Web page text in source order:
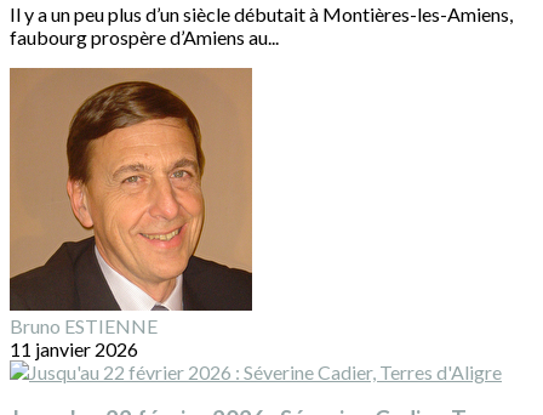
Il y a un peu plus d’un siècle débutait à Montières-les-Amiens,
faubourg prospère d’Amiens au...
Bruno ESTIENNE
11 janvier 2026